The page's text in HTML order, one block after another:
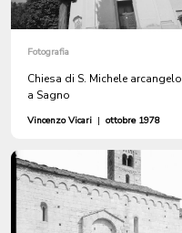
Fotografia
Chiesa di S. Michele arcangelo
a Sagno
Vincenzo Vicari | ottobre 1978